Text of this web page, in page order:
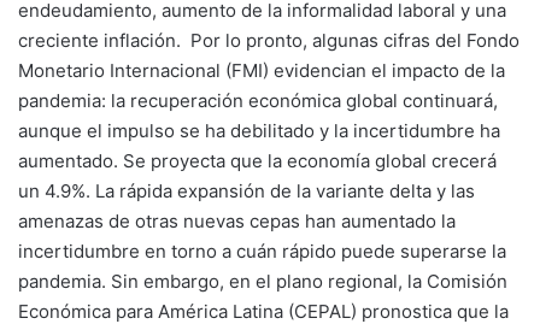
endeudamiento, aumento de la informalidad laboral y una
creciente inflación. Por lo pronto, algunas cifras del Fondo
Monetario Internacional (FMI) evidencian el impacto de la
pandemia: la recuperación económica global continuará,
aunque el impulso se ha debilitado y la incertidumbre ha
aumentado. Se proyecta que la economía global crecerá
un 4.9%. La rápida expansión de la variante delta y las
amenazas de otras nuevas cepas han aumentado la
incertidumbre en torno a cuán rápido puede superarse la
pandemia. Sin embargo, en el plano regional, la Comisión
Económica para América Latina (CEPAL) pronostica que la